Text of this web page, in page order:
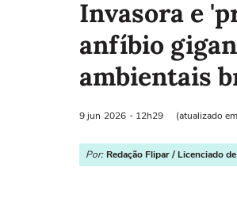
Invasora e
anfíbio
ambientais
9 jun 2026 - 12h29 (atualizado
Por: Redação Flipar / Licenciado